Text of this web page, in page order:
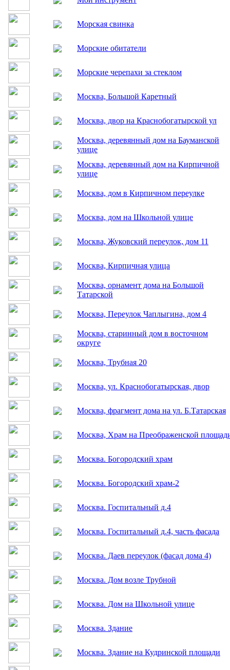
Мамонтенок
МКС
Мой инструмент
Морская свинка
Морские обитатели
Морские черепахи за стеклом
Москва, Большой Каретный
Москва, двор на Краснобогатырской ул
улице
улице
Москва, дом в Кирпичном переулке
Москва, дом на Школьной улице
Москва, Жуковский переулок, дом 11
Москва, Кирпичная улица
Татарской
Москва, Переулок Чаплыгина, дом 4
округе
Москва, Трубная 20
Москва, ул. Краснобогатырская, двор
Москва, фрагмент дома на ул. Б.Татарская
Москва, Храм на Преображенской
Москва. Богородский храм
Москва. Богородский храм-2
Москва. Госпитальный д.4
Москва. Госпитальный д.4, часть фасада
Москва. Даев переулок (фасад дома 4)
Москва. Дом возле Трубной